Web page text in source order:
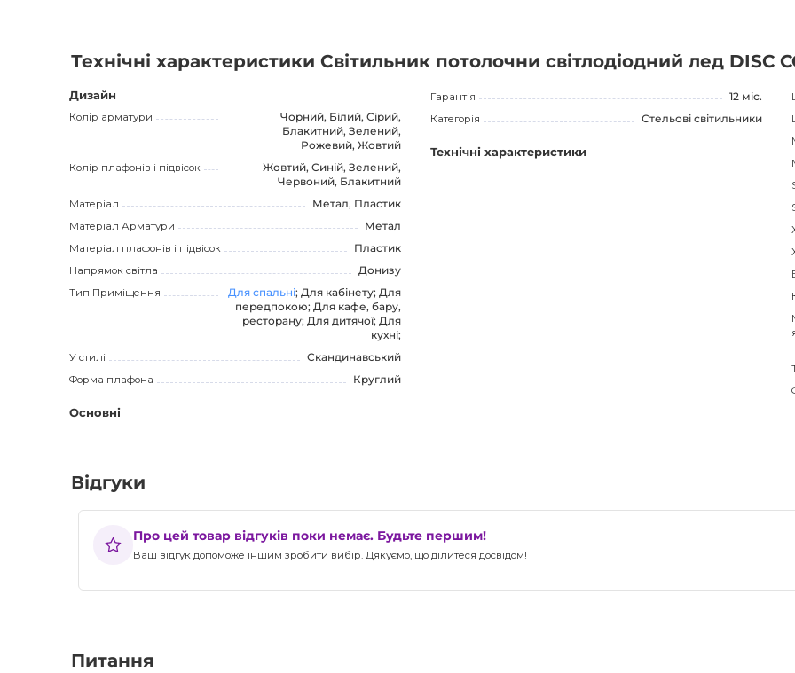
Технічні характеристики Світильник потолочни світлодіодний лед DISC
Дизайн
Колір арматури
Чорний, Білий, Сірий,
Блакитний, Зелений,
Рожевий, Жовтий
Колір плафонів і підвісок
Жовтий, Синій, Зелений,
Червоний, Блакитний
Матеріал
Метал, Пластик
Матеріал Арматури
Метал
Матеріал плафонів і підвісок
Пластик
Напрямок світла
Донизу
Тип Приміщення
Для спальні; Для кабінету; Для
передпокою; Для кафе, бару,
ресторану; Для дитячої; Для
кухні;
У стилі
Скандинавський
Форма плафона
Круглий
Основні
Гарантія
12 міс.
Категорія
Стельові світильники
Технічні характеристики
L
L
Відгуки
Про цей товар відгуків поки немає. Будьте першим!
Ваш відгук допоможе іншим зробити вибір. Дякуємо, що ділитеся досвідом!
Питання